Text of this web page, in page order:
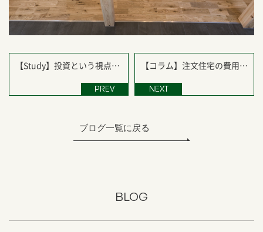
【Study】投資という視点で
PREV
【コラム】注文住宅の費用に
サイクルコストについて！
NEXT
ブログ一覧に戻る
BLOG